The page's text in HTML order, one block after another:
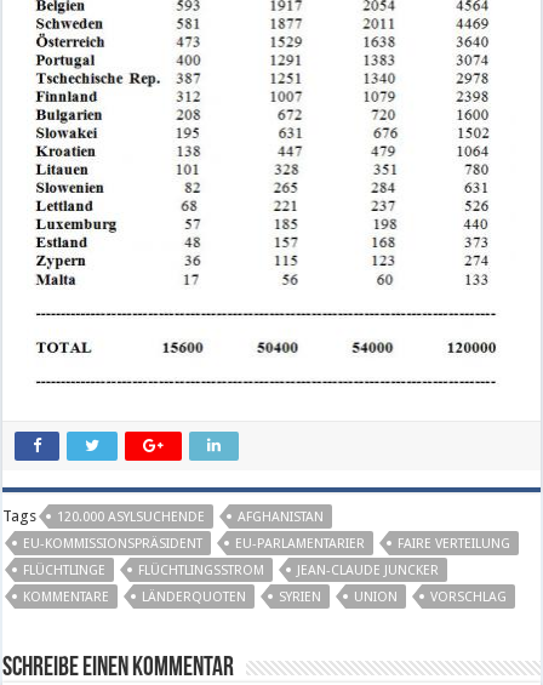
Tags 120.000 ASYLSUCHENDE
AFGHANISTAN
EU-KOMMISSIONSPRÄSIDENT
EU-PARLAMENTARIER
FAIRE VERTEILUNG
FLÜCHTLINGE
FLÜCHTLINGSSTROM
JEAN-CLAUDE JUNCKER
KOMMENTARE
LÄNDERQUOTEN SYRIEN UNION VORSCHLAG
Schreibe einen Kommentar